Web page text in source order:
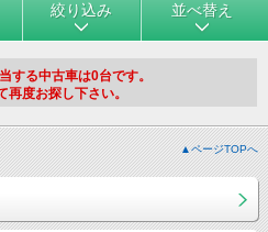
絞り込み 並べ替え
する中古車は0台です。
再度お探し下さい。
▲ページTOPへ